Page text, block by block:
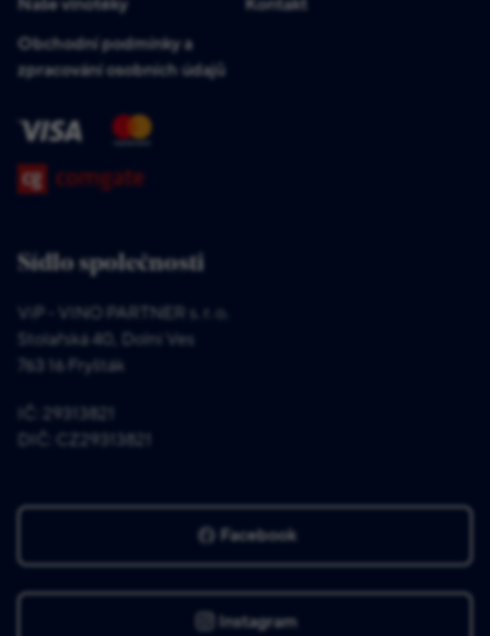
Obchodní podmínky a
zpracování osobních údajů
Sídlo společnosti
ViP - VINO PARTNER s. r. o.
Stolařská 40, Dolní Ves
763 16 Fryšták
IČ: 29313821
DIČ: CZ29313821
Facebook
Instagram